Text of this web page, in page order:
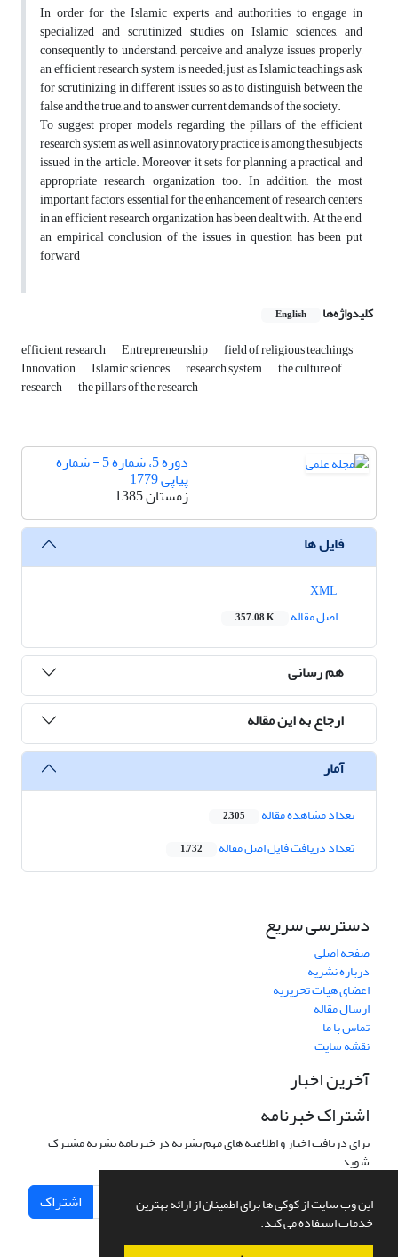
این وب سایت از کوکی ها برای اطمینان از ارائه بهترین
خدمات استفاده می کند.
In order for the Islamic experts and authorities to engage in
specialized and scrutinized studies on Islamic sciences, and
consequently to understand, perceive and analyze issues properly,
an efficient research system is needed; just as Islamic teachings ask
for scrutinizing in different issues so as to distinguish between the
false and the true, and to answer current demands of the society.
To suggest proper models regarding the pillars of the efficient
research system as well as innovatory practice is among the subjects
issued in the article. Moreover it sets for planning a practical and
appropriate research organization too. In addition, the most
important factors essential for the enhancement of research centers
in an efficient research organization has been dealt with. At the end,
an empirical conclusion of the issues in question has been put
forward
کلیدواژه‌ها English
efficient research Entrepreneurship field of religious teachings
Innovation Islamic sciences research system the culture of
research the pillars of the research
دوره 5، شماره 5 - شماره
پیاپی 1779
زمستان 1385
فایل ها
اصل مقاله
357.08 K
هم رسانی
ارجاع به این مقاله
آمار
تعداد مشاهده مقاله 2,305
تعداد دریافت فایل اصل مقاله 1,732
دسترسی سریع
صفحه اصلی
درباره نشریه
اعضای هیات تحریریه
ارسال مقاله
تماس با ما
نقشه سایت
آخرین اخبار
اشتراک خبرنامه
برای دریافت اخبار و اطلاعیه های مهم نشریه در خبرنامه نشریه مشترک
شوید.
اشتراک